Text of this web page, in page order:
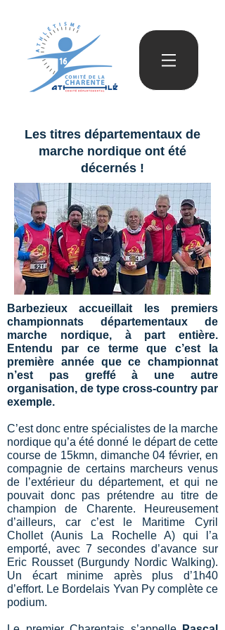
Les titres départementaux de
marche nordique ont été
décernés !
Barbezieux accueillait les premiers
championnats départementaux de
marche nordique, à part entière.
Entendu par ce terme que c’est la
première année que ce championnat
n’est pas greffé à une autre
organisation, de type cross-country par
exemple.
C’est donc entre spécialistes de la marche
nordique qu’a été donné le départ de cette
course de 15kmn, dimanche 04 février, en
compagnie de certains marcheurs venus
de l’extérieur du département, et qui ne
pouvait donc pas prétendre au titre de
champion de Charente. Heureusement
d’ailleurs, car c’est le Maritime Cyril
Chollet (Aunis La Rochelle A) qui l’a
emporté, avec 7 secondes d’avance sur
Eric Rousset (Burgundy Nordic Walking).
Un écart minime après plus d’1h40
d’effort. Le Bordelais Yvan Py complète ce
podium.